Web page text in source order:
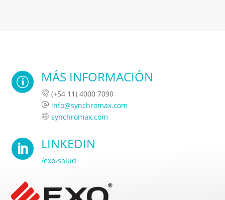
p MÁS INFORMACIÓN
(+54 11) 4000 7090
info@synchromax.com
synchromax.com
 LINKEDIN
/exo-salud